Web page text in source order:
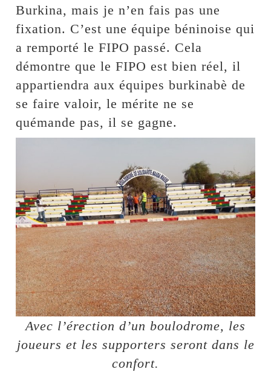
Burkina, mais je n’en fais pas une
fixation. C’est une équipe béninoise qui
a remporté le FIPO passé. Cela
démontre que le FIPO est bien réel, il
appartiendra aux équipes burkinabè de
se faire valoir, le mérite ne se
quémande pas, il se gagne.
Avec l’érection d’un boulodrome, les
joueurs et les supporters seront dans le
confort.